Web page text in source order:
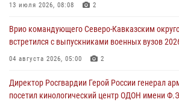
В Курске росгвардейцы провели занятие по
07 августа 2026, 11:33
Рэпер ST посетил раненых росгвардейцев в
07 августа 2026, 11:18
13 июля 2026, 08:08 2
Врио командующего Северо-Кавказским
встретился с выпускниками военных вузов
04 августа 2026, 05:00 2
Директор Росгвардии Герой России генерал
посетил кинологический центр ОДОН имени